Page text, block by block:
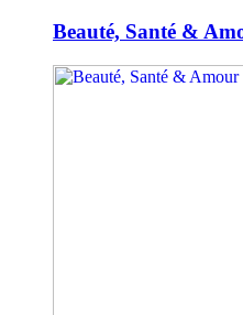
Beauté, Santé &